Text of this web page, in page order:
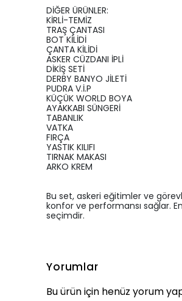
DİĞER ÜRÜNLER:
KİRLİ-TEMİZ
TRAŞ ÇANTASI
BOT KİLİDİ
ÇANTA KİLİDİ
ASKER CÜZDANI İPLİ
DİKİŞ SETİ
DERBY BANYO JİLETİ
PUDRA V.İ.P
KÜÇÜK WORLD BOYA
AYAKKABI SÜNGERİ
TABANLIK
VATKA
FIRÇA
YASTIK KILIFI
TIRNAK MAKASI
ARKO KREM
Bu set, askeri eğitimler ve
konfor ve performansı sağlar.
seçimdir.
Yorumlar
Bu ürün için henüz yorum